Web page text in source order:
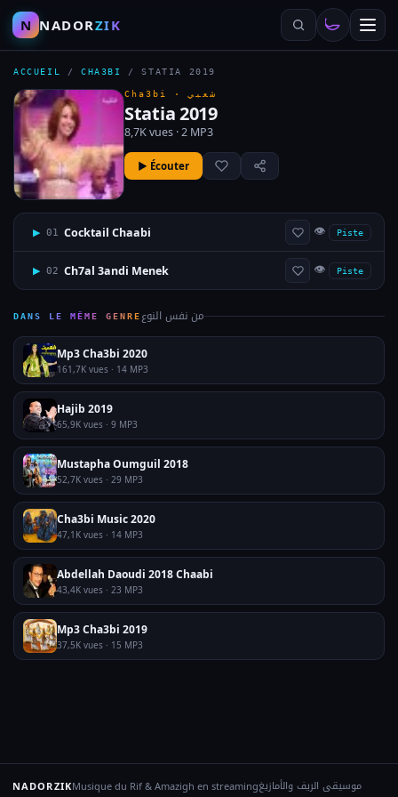
N NADORZIK
ACCUEIL /CHA3BI /STATIA 2019
Cha3bi · شعبي
Statia 2019
8,7K vues · 2 MP3
▶ Écouter
▶ 01 Cocktail Chaabi 👁 Piste
▶ 02 Ch7al 3andi Menek 👁 Piste
DANS LE MÊME GENRE من نفس النوع
Mp3 Cha3bi 2020
161,7K vues · 14 MP3
Hajib 2019
65,9K vues · 9 MP3
Mustapha Oumguil 2018
52,7K vues · 29 MP3
Cha3bi Music 2020
47,1K vues · 14 MP3
Abdellah Daoudi 2018 Chaabi
43,4K vues · 23 MP3
Mp3 Cha3bi 2019
37,5K vues · 15 MP3
NADORZIKMusique du Rif & Amazigh en streamingموسيقى الريف والأمازيغ